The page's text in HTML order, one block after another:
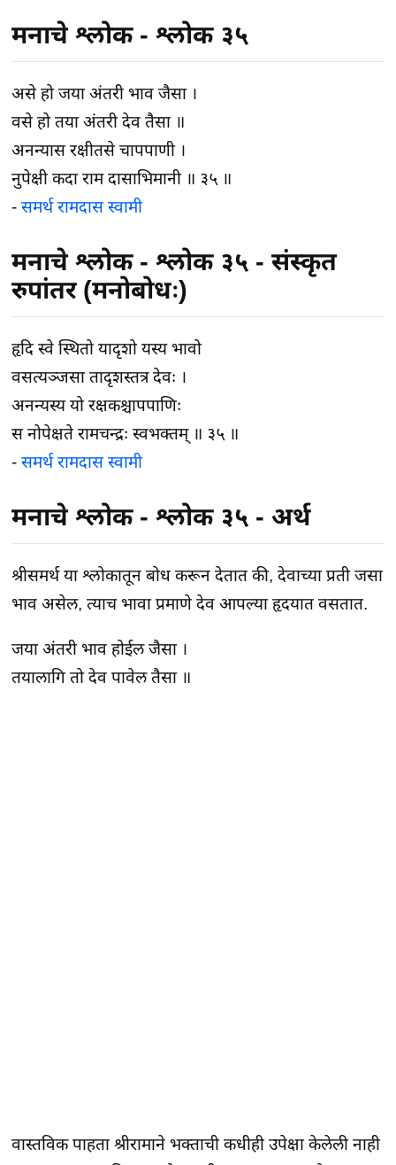
मनाचे श्लोक - श्लोक ३५
असे हो जया अंतरी भाव जैसा ।
वसे हो तया अंतरी देव तैसा ॥
अनन्यास रक्षीतसे चापपाणी ।
नुपेक्षी कदा राम दासाभिमानी ॥ ३५ ॥
-समर्थ रामदास स्वामी
मनाचे श्लोक - श्लोक ३५ - संस्कृत
रुपांतर (मनोबोधः)
हृदि स्वे स्थितो यादृशो यस्य भावो
वसत्यञ्जसा तादृशस्तत्र देवः ।
अनन्यस्य यो रक्षकश्चापपाणिः
स नोपेक्षते रामचन्द्रः स्वभक्तम् ॥ ३५ ॥
-समर्थ रामदास स्वामी
मनाचे श्लोक - श्लोक ३५ - अर्थ
श्रीसमर्थ या श्लोकातून बोध करून देतात की, देवाच्या प्रती जसा
भाव असेल, त्याच भावा प्रमाणे देव आपल्या हृदयात वसतात.
जया अंतरी भाव होईल जैसा ।
तयालागि तो देव पावेल तैसा ॥
वास्तविक पाहता श्रीरामाने भक्ताची कधीही उपेक्षा केलेली नाही